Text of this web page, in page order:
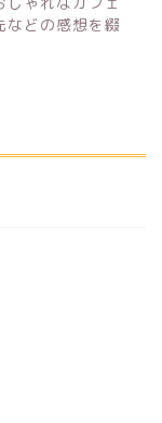
などの感想を綴